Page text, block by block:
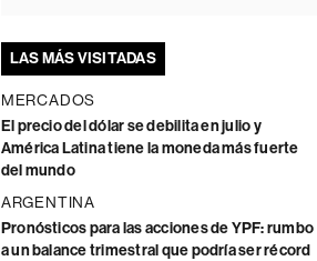
LAS MÁS VISITADAS
MERCADOS
El precio del dólar se debilita en julio y
América Latina tiene la moneda más fuerte
del mundo
ARGENTINA
Pronósticos para las acciones de YPF: rumbo
a un balance trimestral que podría ser récord